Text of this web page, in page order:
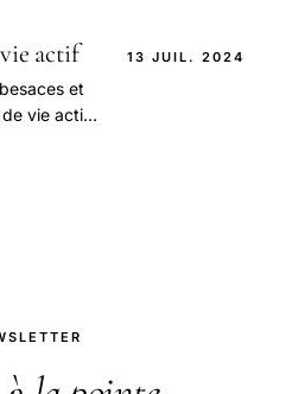
vie actif
et
vie actif
13 JUIL. 2024